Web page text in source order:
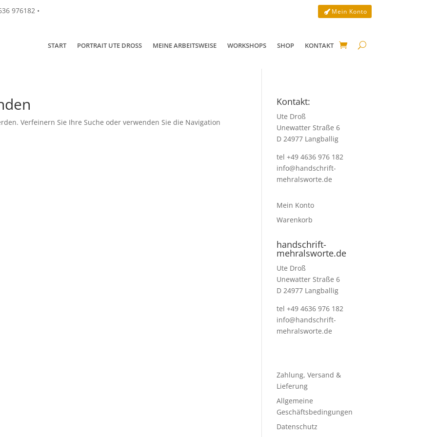
976182 • Mein Konto
START PORTRAIT UTE DROSS MEINE ARBEITSWEISE WORKSHOPS SHOP KONTAKT
Verfeinern Sie Ihre Suche oder verwenden Sie die Navigation
Kontakt:
Ute Droß
Unewatter Straße 6
D 24977 Langballig
tel +49 4636 976 182
info@handschrift-
mehralsworte.de
Mein Konto
Warenkorb
handschrift-
mehralsworte.de
Ute Droß
Unewatter Straße 6
D 24977 Langballig
tel +49 4636 976 182
info@handschrift-
mehralsworte.de
Zahlung, Versand &
Lieferung
Allgemeine
Geschäftsbedingungen
Datenschutz